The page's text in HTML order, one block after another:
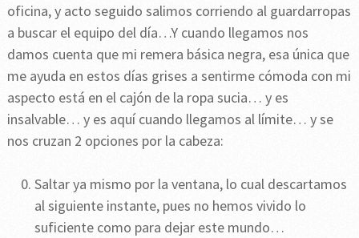
oficina, y acto seguido salimos corriendo al guardarropas
a buscar el equipo del día…Y cuando llegamos nos
damos cuenta que mi remera básica negra, esa única que
me ayuda en estos días grises a sentirme cómoda con mi
aspecto está en el cajón de la ropa sucia… y es
insalvable… y es aquí cuando llegamos al límite… y se
nos cruzan 2 opciones por la cabeza:
Saltar ya mismo por la ventana, lo cual descartamos
al siguiente instante, pues no hemos vivido lo
suficiente como para dejar este mundo…